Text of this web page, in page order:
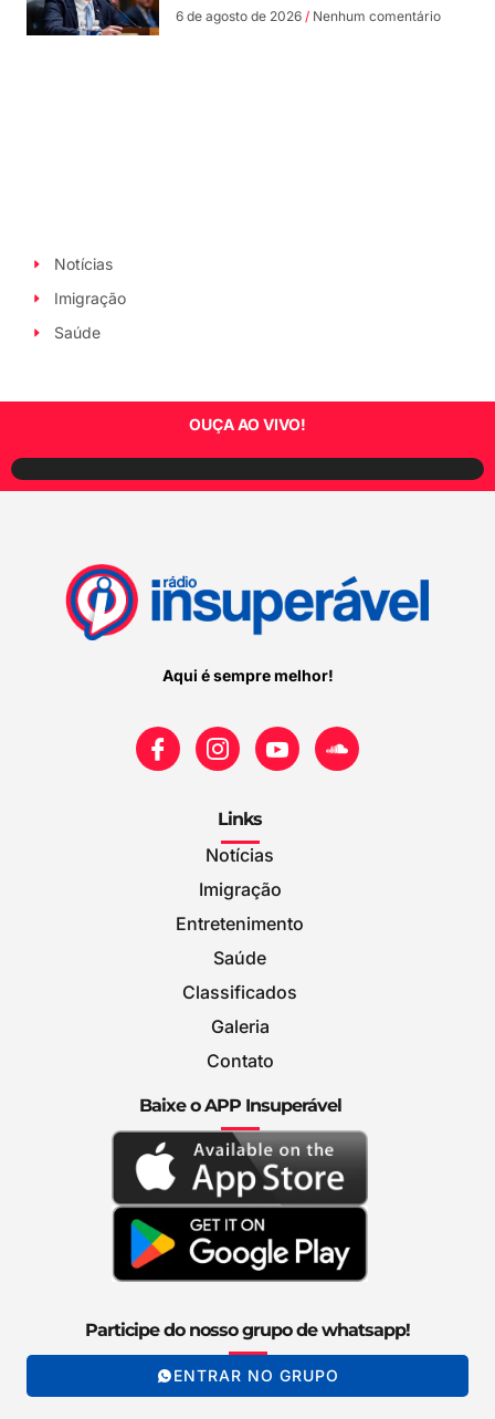
6 de agosto de 2026 Nenhum comentário
Notícias
Imigração
Saúde
OUÇA AO VIVO!
Aqui é sempre melhor!
Links
Notícias
Imigração
Entretenimento
Saúde
Classificados
Galeria
Contato
Baixe o APP Insuperável
Participe do nosso grupo de whatsapp!
ENTRAR NO GRUPO